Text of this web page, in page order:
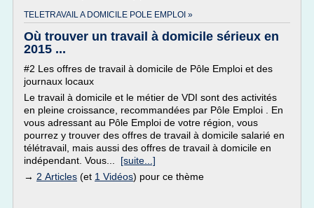
TELETRAVAIL A DOMICILE POLE EMPLOI »
Où trouver un travail à domicile sérieux en
2015 ...
#2 Les offres de travail à domicile de Pôle Emploi et des
journaux locaux
Le travail à domicile et le métier de VDI sont des activités
en pleine croissance, recommandées par Pôle Emploi . En
vous adressant au Pôle Emploi de votre région, vous
pourrez y trouver des offres de travail à domicile salarié en
télétravail, mais aussi des offres de travail à domicile en
indépendant. Vous... [suite...]
→ 2 Articles (et 1 Vidéos) pour ce thème